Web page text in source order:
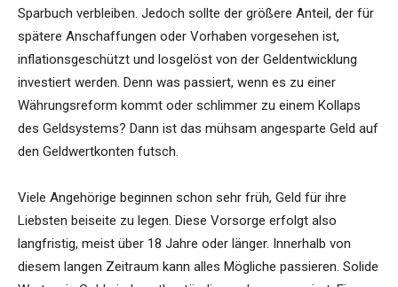
Sparbuch verbleiben. Jedoch sollte der größere Anteil, der für
spätere Anschaffungen oder Vorhaben vorgesehen ist,
inflationsgeschützt und losgelöst von der Geldentwicklung
investiert werden. Denn was passiert, wenn es zu einer
Währungsreform kommt oder schlimmer zu einem Kollaps
des Geldsystems? Dann ist das mühsam angesparte Geld auf
den Geldwertkonten futsch.
Viele Angehörige beginnen schon sehr früh, Geld für ihre
Liebsten beiseite zu legen. Diese Vorsorge erfolgt also
langfristig, meist über 18 Jahre oder länger. Innerhalb von
diesem langen Zeitraum kann alles Mögliche passieren. Solide